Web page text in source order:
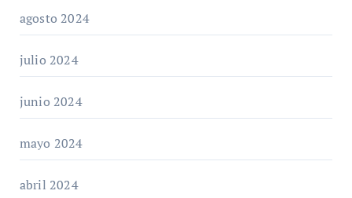
agosto 2024
julio 2024
junio 2024
mayo 2024
abril 2024